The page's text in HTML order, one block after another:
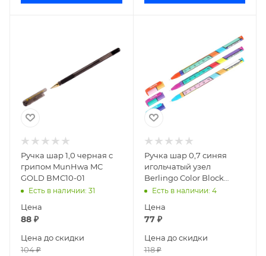
Ручка шар 1,0 черная с
грипом MunHwa MC
GOLD ВМС10-01
Есть в наличии: 31
Цена
88 ₽
Цена до скидки
104₽
Ручка шар 0,7 синяя
игольчатый узел
Berlingo Color Block
CBp_07S03
Есть в наличии: 4
Цена
77₽
Цена до скидки
118₽